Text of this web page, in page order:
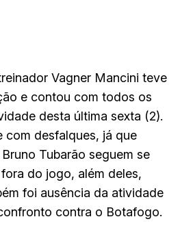
Vagner Mancini teve
e contou com todos os
desta última sexta (2).
com desfalques, já que
Tubarão seguem se
do jogo, além deles,
foi ausência da atividade
contra o Botafogo.